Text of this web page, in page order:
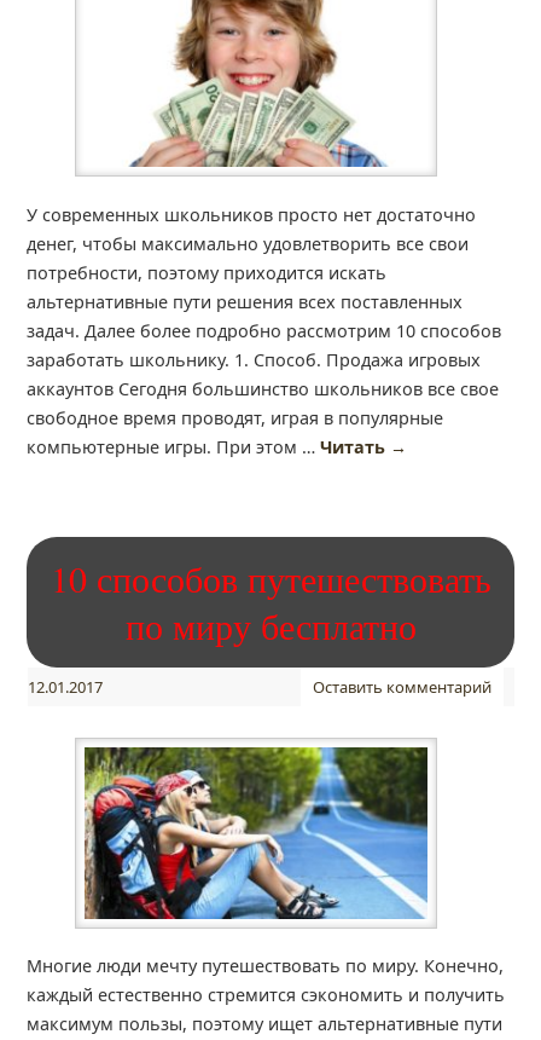
У современных школьников просто нет достаточно
денег, чтобы максимально удовлетворить все свои
потребности, поэтому приходится искать
альтернативные пути решения всех поставленных
задач. Далее более подробно рассмотрим 10 способов
заработать школьнику. 1. Способ. Продажа игровых
аккаунтов Сегодня большинство школьников все свое
свободное время проводят, играя в популярные
компьютерные игры. При этом … Читать →
10 способов путешествовать
по миру бесплатно
12.01.2017 Оставить комментарий
Многие люди мечту путешествовать по миру. Конечно,
каждый естественно стремится сэкономить и получить
максимум пользы, поэтому ищет альтернативные пути